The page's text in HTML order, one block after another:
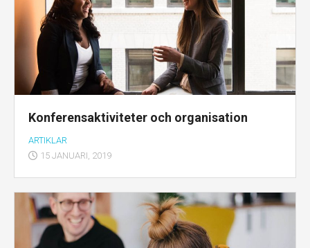
Konferensaktiviteter och organisation
ARTIKLAR
15 JANUARI, 2019